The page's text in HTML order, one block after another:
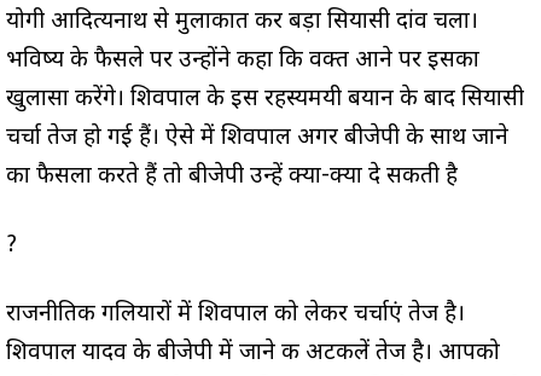
योगी आदित्यनाथ से मुलाकात कर बड़ा सियासी दांव चला।
भविष्य के फैसले पर उन्होंने कहा कि वक्त आने पर इसका
खुलासा करेंगे। शिवपाल के इस रहस्यमयी बयान के बाद सियासी
चर्चा तेज हो गई हैं। ऐसे में शिवपाल अगर बीजेपी के साथ जाने
का फैसला करते हैं तो बीजेपी उन्हें क्या-क्या दे सकती है
?
राजनीतिक गलियारों में शिवपाल को लेकर चर्चाएं तेज है।
शिवपाल यादव के बीजेपी में जाने की अटकलें तेज है। आपको